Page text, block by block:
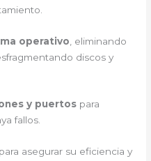
operativo , eliminando
discos y
y puertos para
fallos.
para asegurar su eficiencia y